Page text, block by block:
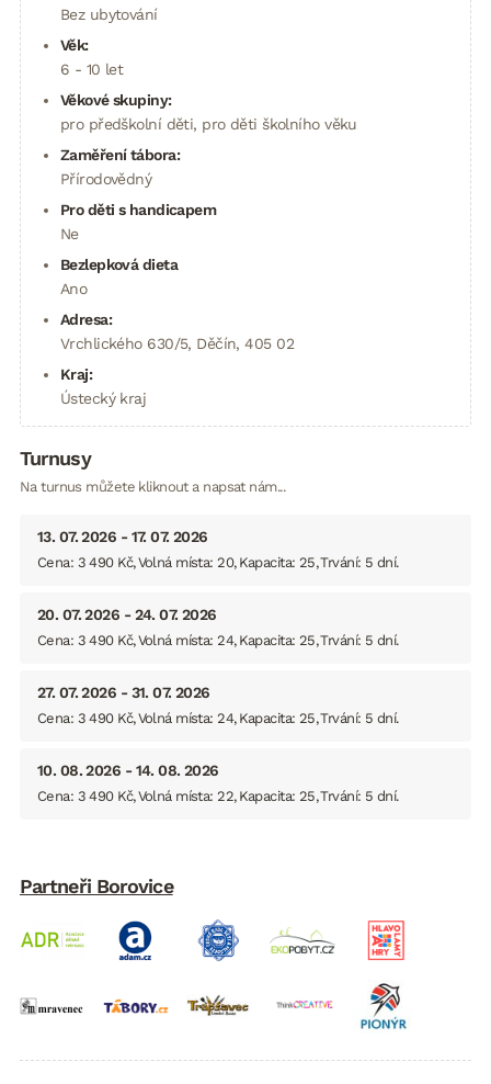
Bez ubytování
Věk:
6 - 10 let
Věkové skupiny:
pro předškolní děti, pro děti školního věku
Zaměření tábora:
Přírodovědný
Pro děti s handicapem
Ne
Bezlepková dieta
Ano
Adresa:
Vrchlického 630/5, Děčín, 405 02
Kraj:
Ústecký kraj
Turnusy
Na turnus můžete kliknout a napsat nám...
13. 07. 2026 - 17. 07. 2026
Cena: 3 490 Kč Volná místa: 20 Kapacita: 25 Trvání: 5 dní
20. 07. 2026 - 24. 07. 2026
Cena: 3 490 Kč Volná místa: 24 Kapacita: 25 Trvání: 5 dní
27. 07. 2026 - 31. 07. 2026
Cena: 3 490 Kč Volná místa: 24 Kapacita: 25 Trvání: 5 dní
10. 08. 2026 - 14. 08. 2026
Cena: 3 490 Kč Volná místa: 22 Kapacita: 25 Trvání: 5 dní
Partneři Borovice